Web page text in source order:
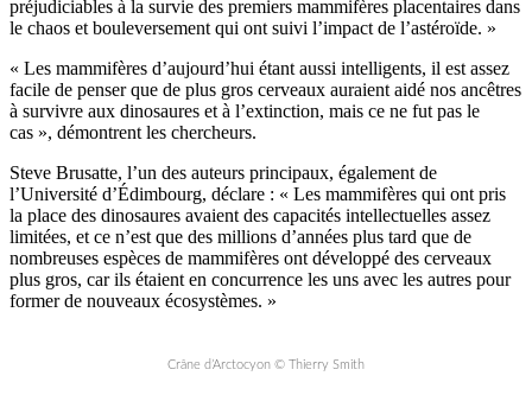
préjudiciables à la survie des premiers mammifères placentaires dans
le chaos et bouleversement qui ont suivi l’impact de l’astéroïde. »
« Les mammifères d’aujourd’hui étant aussi intelligents, il est assez
facile de penser que de plus gros cerveaux auraient aidé nos ancêtres
à survivre aux dinosaures et à l’extinction, mais ce ne fut pas le
cas », démontrent les chercheurs.
Steve Brusatte, l’un des auteurs principaux, également de
l’Université d’Édimbourg, déclare : « Les mammifères qui ont pris
la place des dinosaures avaient des capacités intellectuelles assez
limitées, et ce n’est que des millions d’années plus tard que de
nombreuses espèces de mammifères ont développé des cerveaux
plus gros, car ils étaient en concurrence les uns avec les autres pour
former de nouveaux écosystèmes. »
Crâne d’Arctocyon © Thierry Smith